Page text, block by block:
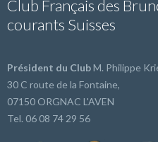
Club Français des
courants Suisses
Président du ClubM. Philippe
30 C route de la Fontaine,
07150 ORGNAC L'AVEN
Tel. 06 08 74 29 56